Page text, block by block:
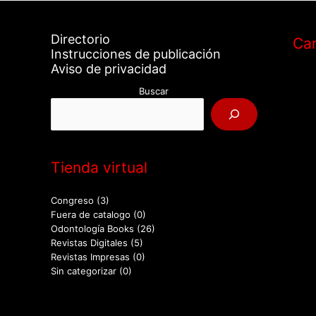
Directorio
Instrucciones de publicación
Aviso de privacidad
Buscar
Tienda virtual
Congreso (3)
Fuera de catalogo (0)
Odontología Books (26)
Revistas Digitales (5)
Revistas Impresas (0)
Sin categorizar (0)